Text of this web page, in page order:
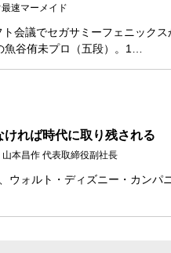
速マーメイド
会議でセガサミーフェニック
魚谷侑未プロ（五段）。1…
ければ時代に取り残される
本昌作 代表取締役副社長
ウォルト・ディズニー・カンパ